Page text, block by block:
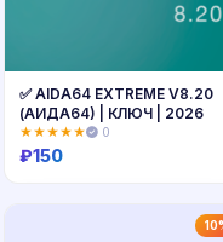
✅ AIDA64 EXTREME V8.20
(АИДА64) | КЛЮЧ | 2026
★★★★★ 0
₽150